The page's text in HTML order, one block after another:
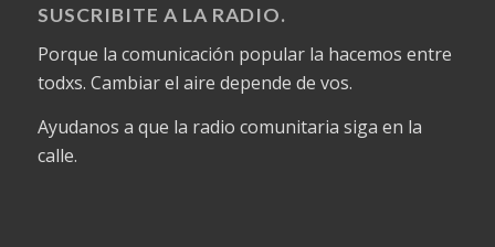
SUSCRIBITE A LA RADIO.
Porque la comunicación popular la hacemos entre
todxs. Cambiar el aire depende de vos.
Ayudanos a que la radio comunitaria siga en la
calle.